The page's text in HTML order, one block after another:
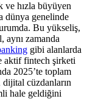
ve hızla büyüyen
dünya genelinde
Bu yükseliş,
aynı zamanda
gibi alanlarda
aktif fintech şirketi
2025’te toplam
dijital cüzdanların
hale geldiğini